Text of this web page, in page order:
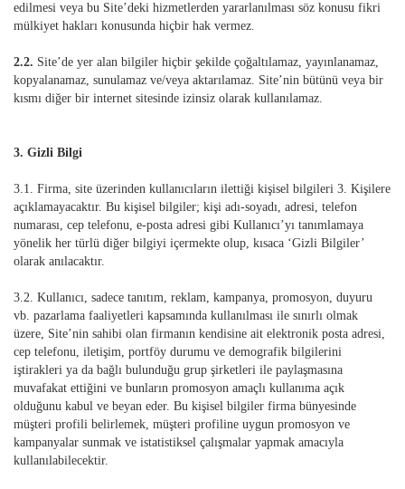
edilmesi veya bu Site’deki hizmetlerden yararlanılması söz konusu fikri
mülkiyet hakları konusunda hiçbir hak vermez.
2.2. Site’de yer alan bilgiler hiçbir şekilde çoğaltılamaz, yayınlanamaz,
kopyalanamaz, sunulamaz ve/veya aktarılamaz. Site’nin bütünü veya bir
kısmı diğer bir internet sitesinde izinsiz olarak kullanılamaz.
3. Gizli Bilgi
3.1. Firma, site üzerinden kullanıcıların ilettiği kişisel bilgileri 3. Kişilere
açıklamayacaktır. Bu kişisel bilgiler; kişi adı-soyadı, adresi, telefon
numarası, cep telefonu, e-posta adresi gibi Kullanıcı’yı tanımlamaya
yönelik her türlü diğer bilgiyi içermekte olup, kısaca ‘Gizli Bilgiler’
olarak anılacaktır.
3.2. Kullanıcı, sadece tanıtım, reklam, kampanya, promosyon, duyuru
vb. pazarlama faaliyetleri kapsamında kullanılması ile sınırlı olmak
üzere, Site’nin sahibi olan firmanın kendisine ait elektronik posta adresi,
cep telefonu, iletişim, portföy durumu ve demografik bilgilerini
iştirakleri ya da bağlı bulunduğu grup şirketleri ile paylaşmasına
muvafakat ettiğini ve bunların promosyon amaçlı kullanıma açık
olduğunu kabul ve beyan eder. Bu kişisel bilgiler firma bünyesinde
müşteri profili belirlemek, müşteri profiline uygun promosyon ve
kampanyalar sunmak ve istatistiksel çalışmalar yapmak amacıyla
kullanılabilecektir.